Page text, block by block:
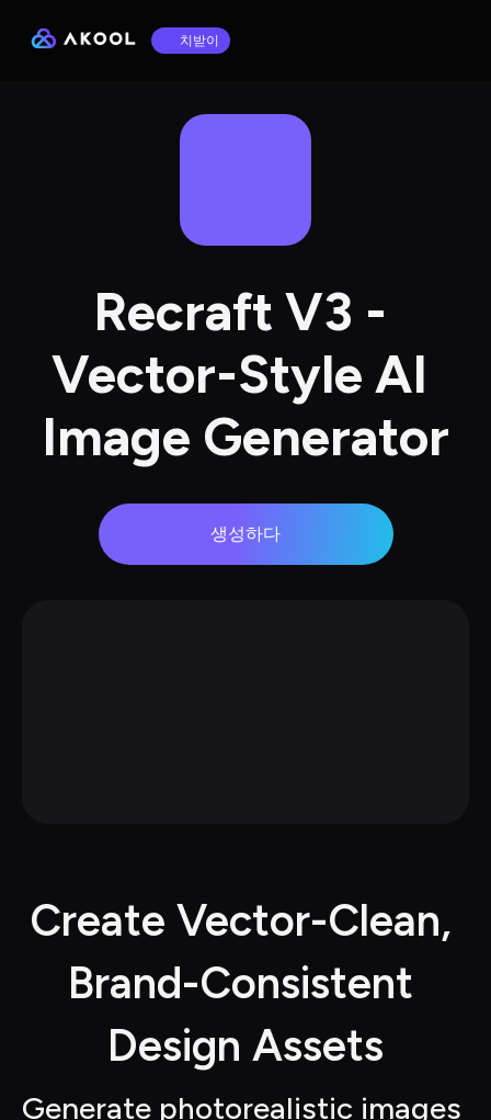
치받이
Recraft V3 -
Vector-Style AI
Image Generator
생성하다
Create Vector-Clean,
Brand-Consistent
Design Assets
Generate photorealistic images